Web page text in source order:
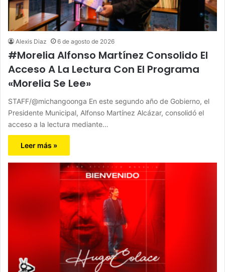
Alexis Diaz 6 de agosto de 2026
#Morelia Alfonso Martínez Consolido El
Acceso A La Lectura Con El Programa
«Morelia Se Lee»
STAFF/@michangoonga En este segundo año de Gobierno, el
Presidente Municipal, Alfonso Martínez Alcázar, consolidó el
acceso a la lectura mediante…
Leer más »